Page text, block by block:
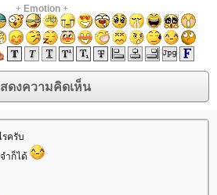
+ Emotion+
ครับ
ำก็ได้